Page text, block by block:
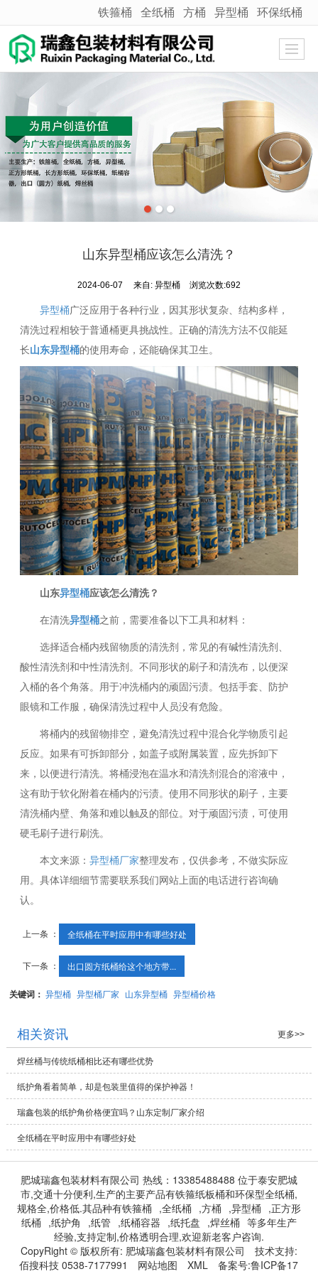
很遗憾，因您的浏览器版本过低导致无法获得最佳浏览体验，推荐下载安装谷歌浏览器！
铁箍桶 全纸桶 方桶 异型桶 环保纸桶
山东异型桶应该怎么清洗？
2024-06-07 来自: 异型桶 浏览次数:692
异型桶广泛应用于各种行业，因其形状复杂、结构多样，
清洗过程相较于普通桶更具挑战性。正确的清洗方法不仅能延
长山东异型桶的使用寿命，还能确保其卫生。
山东异型桶应该怎么清洗？
在清洗异型桶之前，需要准备以下工具和材料：
选择适合桶内残留物质的清洗剂，常见的有碱性清洗剂、
酸性清洗剂和中性清洗剂。不同形状的刷子和清洗布，以便深
入桶的各个角落。用于冲洗桶内的顽固污渍。包括手套、防护
眼镜和工作服，确保清洗过程中人员没有危险。
将桶内的残留物排空，避免清洗过程中混合化学物质引起
反应。如果有可拆卸部分，如盖子或附属装置，应先拆卸下
来，以便进行清洗。将桶浸泡在温水和清洗剂混合的溶液中，
这有助于软化附着在桶内的污渍。使用不同形状的刷子，主要
清洗桶内壁、角落和难以触及的部位。对于顽固污渍，可使用
硬毛刷子进行刷洗。
本文来源：异型桶厂家整理发布，仅供参考，不做实际应
用。具体详细细节需要联系我们网站上面的电话进行咨询确
认。
上一条 ： 全纸桶在平时应用中有哪些好处
下一条 ： 出口圆方纸桶给这个地方带...
关键词：异型桶 异型桶厂家 山东异型桶 异型桶价格
相关资讯 更多>>
焊丝桶与传统纸桶相比还有哪些优势
纸护角看着简单，却是包装里值得的保护神器！
瑞鑫包装的纸护角价格便宜吗？山东定制厂家介绍
全纸桶在平时应用中有哪些好处
肥城瑞鑫包装材料有限公司 热线：13385488488 位于泰安肥城
市,交通十分便利,生产的主要产品有铁箍纸板桶和环保型全纸桶,
规格全,价格低.其品种有铁箍桶 ,全纸桶 ,方桶 ,异型桶 ,正方形
纸桶 ,纸护角 ,纸管 ,纸桶容器 ,纸托盘 ,焊丝桶 等多年生产
经验,支持定制,价格透明合理,欢迎新老客户咨询.
CopyRight © 版权所有: 肥城瑞鑫包装材料有限公司
技术支持:
佰搜科技 0538-7177991
网站地图 XML 备案号:鲁ICP备17